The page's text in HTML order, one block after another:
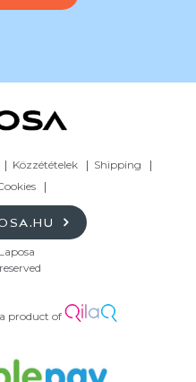
Közzétételek
Shipping
a product of